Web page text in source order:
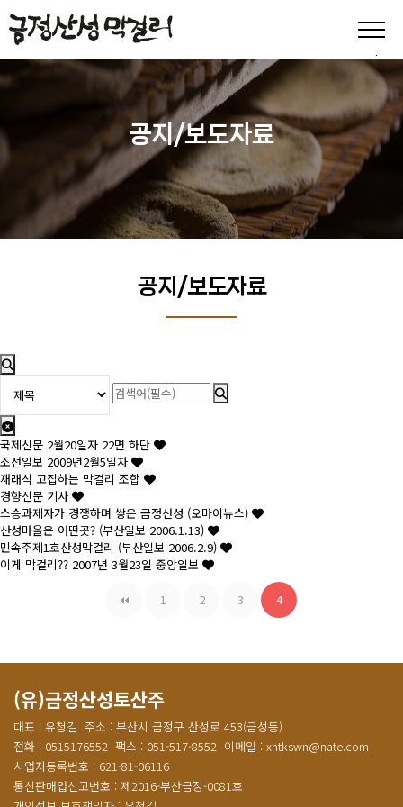
공지/보도자료
공지/보도자료
국제신문 2월20일자 22면 하단
조선일보 2009년2월5일자
재래식 고집하는 막걸리 조합
경향신문 기사
스승과제자가 경쟁하며 쌓은 금정산성 (오마이뉴스)
산성마을은 어떤곳? (부산일보 2006.1.13)
민속주제1호산성막걸리 (부산일보 2006.2.9)
이게 막걸리?? 2007년 3월23일 중앙일보
1 2 3 4
(유)금정산성토산주
대표 : 유청길 주소 : 부산시 금정구 산성로 453(금성동)
전화 : 0515176552 팩스 : 051-517-8552 이메일 : xhtkswn@nate.com
사업자등록번호 : 621-81-06116
통신판매업신고번호 : 제2016-부산금정-0081호